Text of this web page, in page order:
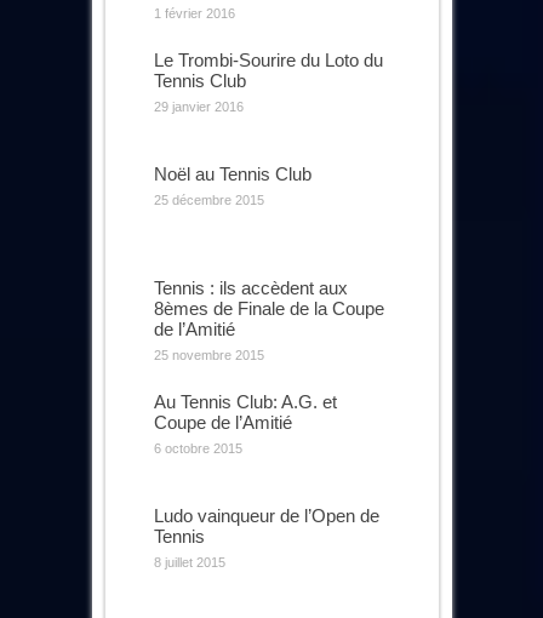
1 février 2016
Le Trombi-Sourire du Loto du
Tennis Club
29 janvier 2016
Noël au Tennis Club
25 décembre 2015
Tennis : ils accèdent aux
8èmes de Finale de la Coupe
de l’Amitié
25 novembre 2015
Au Tennis Club: A.G. et
Coupe de l’Amitié
6 octobre 2015
Ludo vainqueur de l’Open de
Tennis
8 juillet 2015